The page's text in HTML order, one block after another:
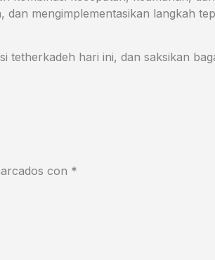
mengimplementasikan langkah
hari ini, dan saksikan
con *